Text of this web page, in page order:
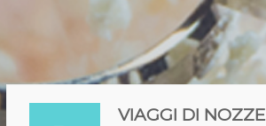
VIAGGI DI NOZZE